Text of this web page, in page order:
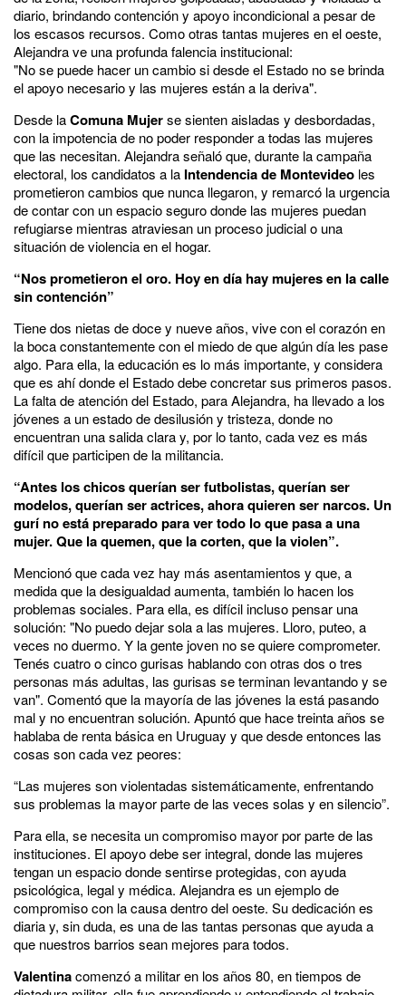
diario, brindando contención y apoyo incondicional a pesar de
los escasos recursos. Como otras tantas mujeres en el oeste,
Alejandra ve una profunda falencia institucional:
"No se puede hacer un cambio si desde el Estado no se brinda
el apoyo necesario y las mujeres están a la deriva".
Desde laComuna Mujerse sienten aisladas y desbordadas,
con la impotencia de no poder responder a todas las mujeres
que las necesitan. Alejandra señaló que, durante la campaña
electoral, los candidatos a la Intendencia de Montevideo les
prometieron cambios que nunca llegaron, y remarcó la urgencia
de contar con un espacio seguro donde las mujeres puedan
refugiarse mientras atraviesan un proceso judicial o una
situación de violencia en el hogar.
“Nos prometieron el oro. Hoy en día hay mujeres en la calle
sin contención”
Tiene dos nietas de doce y nueve años, vive con el corazón en
la boca constantemente con el miedo de que algún día les pase
algo. Para ella, la educación es lo más importante, y considera
que es ahí donde el Estado debe concretar sus primeros pasos.
La falta de atención del Estado, para Alejandra, ha llevado a los
jóvenes a un estado de desilusión y tristeza, donde no
encuentran una salida clara y, por lo tanto, cada vez es más
difícil que participen de la militancia.
“Antes los chicos querían ser futbolistas, querían ser
modelos, querían ser actrices, ahora quieren ser narcos. Un
gurí no está preparado para ver todo lo que pasa a una
mujer. Que la quemen, que la corten, que la violen”.
Mencionó que cada vez hay más asentamientos y que, a
medida que la desigualdad aumenta, también lo hacen los
problemas sociales. Para ella, es difícil incluso pensar una
solución: "No puedo dejar sola a las mujeres. Lloro, puteo, a
veces no duermo. Y la gente joven no se quiere comprometer.
Tenés cuatro o cinco gurisas hablando con otras dos o tres
personas más adultas, las gurisas se terminan levantando y se
van". Comentó que la mayoría de las jóvenes la está pasando
mal y no encuentran solución. Apuntó que hace treinta años se
hablaba de renta básica en Uruguay y que desde entonces las
cosas son cada vez peores:
“Las mujeres son violentadas sistemáticamente, enfrentando
sus problemas la mayor parte de las veces solas y en silencio”.
Para ella, se necesita un compromiso mayor por parte de las
instituciones. El apoyo debe ser integral, donde las mujeres
tengan un espacio donde sentirse protegidas, con ayuda
psicológica, legal y médica. Alejandra es un ejemplo de
compromiso con la causa dentro del oeste. Su dedicación es
diaria y, sin duda, es una de las tantas personas que ayuda a
que nuestros barrios sean mejores para todos.
Valentinacomenzó a militar en los años 80, en tiempos de